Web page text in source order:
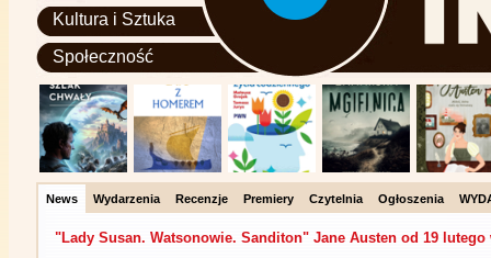
Kultura i Sztuka
Społeczność
News Wydarzenia Recenzje Premiery Czytelnia Ogłoszenia
"Lady Susan. Watsonowie. Sanditon" Jane Austen od 19 lutego